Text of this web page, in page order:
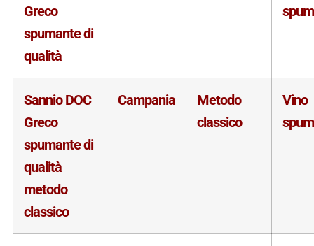
Greco
spumante di
qualità
Sannio DOC
Greco
spumante di
qualità
metodo
classico
Campania
Metodo
classico
Vino